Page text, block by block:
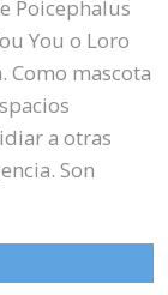
Poicephalus
You o Loro
Como mascota
a otras
Son